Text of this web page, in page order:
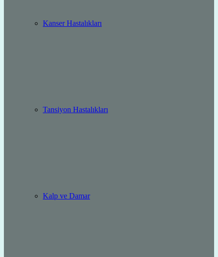
Kanser Hastalıkları
Tansiyon Hastalıkları
Kalp ve Damar